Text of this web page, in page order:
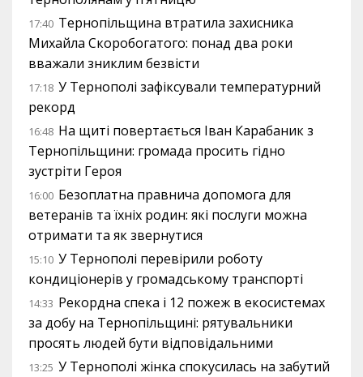
17:40 Тернопільщина втратила захисника
Михайла Скоробогатого: понад два роки
вважали зниклим безвісти
17:18 У Тернополі зафіксували температурний
рекорд
16:48 На щиті повертається Іван Карабаник з
Тернопільщини: громада просить гідно
зустріти Героя
16:00 Безоплатна правнича допомога для
ветеранів та їхніх родин: які послуги можна
отримати та як звернутися
15:10 У Тернополі перевірили роботу
кондиціонерів у громадському транспорті
14:33 Рекордна спека і 12 пожеж в екосистемах
за добу на Тернопільщині: рятувальники
просять людей бути відповідальними
13:25 У Тернополі жінка спокусилась на забутий